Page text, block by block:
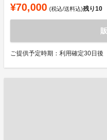
¥70,000 (税込/送料込)残り10
ご提供予定時期：利用確定30日後